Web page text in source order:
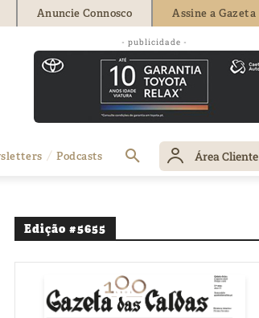
Anuncie Connosco Assine a Gazeta
- publicidade -
Podcasts Área Cliente
Edição #5655